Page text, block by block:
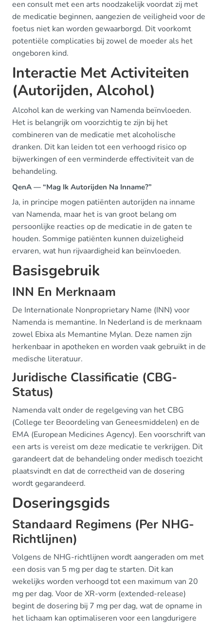
een consult met een arts noodzakelijk voordat zij met
de medicatie beginnen, aangezien de veiligheid voor de
foetus niet kan worden gewaarborgd. Dit voorkomt
potentiële complicaties bij zowel de moeder als het
ongeboren kind.
Interactie Met Activiteiten
(Autorijden, Alcohol)
Alcohol kan de werking van Namenda beïnvloeden.
Het is belangrijk om voorzichtig te zijn bij het
combineren van de medicatie met alcoholische
dranken. Dit kan leiden tot een verhoogd risico op
bijwerkingen of een verminderde effectiviteit van de
behandeling.
QenA — “Mag Ik Autorijden Na Inname?”
Ja, in principe mogen patiënten autorijden na inname
van Namenda, maar het is van groot belang om
persoonlijke reacties op de medicatie in de gaten te
houden. Sommige patiënten kunnen duizeligheid
ervaren, wat hun rijvaardigheid kan beïnvloeden.
Basisgebruik
INN En Merknaam
De Internationale Nonproprietary Name (INN) voor
Namenda is memantine. In Nederland is de merknaam
zowel Ebixa als Memantine Mylan. Deze namen zijn
herkenbaar in apotheken en worden vaak gebruikt in de
medische literatuur.
Juridische Classificatie (CBG-
Status)
Namenda valt onder de regelgeving van het CBG
(College ter Beoordeling van Geneesmiddelen) en de
EMA (European Medicines Agency). Een voorschrift van
een arts is vereist om deze medicatie te verkrijgen. Dit
garandeert dat de behandeling onder medisch toezicht
plaatsvindt en dat de correctheid van de dosering
wordt gegarandeerd.
Doseringsgids
Standaard Regimens (Per NHG-
Richtlijnen)
Volgens de NHG-richtlijnen wordt aangeraden om met
een dosis van 5 mg per dag te starten. Dit kan
wekelijks worden verhoogd tot een maximum van 20
mg per dag. Voor de XR-vorm (extended-release)
begint de dosering bij 7 mg per dag, wat de opname in
het lichaam kan optimaliseren voor een langdurigere